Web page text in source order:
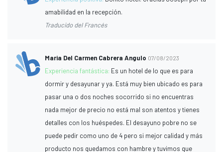
amabilidad en la recepción.
Traducido del Francés
Maria Del Carmen Cabrera Angulo 07/08/2023
Experiencia fantástica: Es un hotel de lo que es para
dormir y desayunar y ya. Está muy bien ubicado es para
pasar una o dos noches socorrido si no encuentras
nada mejor de precio no está mal son atentos y tienes
detalles con los huéspedes. El desayuno pobre no se
puede pedir como uno de 4 pero si mejor calidad y más
producto nos quedamos con hambre y tuvimos que